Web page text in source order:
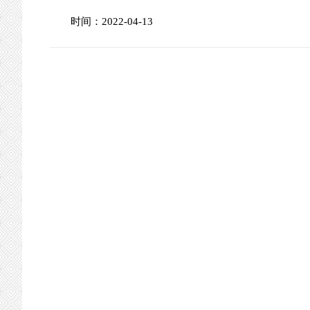
矾水泡过的药材从外表来看一般不会与正品
时间：2022-04-13